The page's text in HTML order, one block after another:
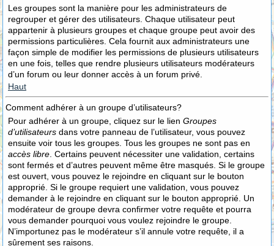
Les groupes sont la manière pour les administrateurs de
regrouper et gérer des utilisateurs. Chaque utilisateur peut
appartenir à plusieurs groupes et chaque groupe peut avoir des
permissions particulières. Cela fournit aux administrateurs une
façon simple de modifier les permissions de plusieurs utilisateurs
en une fois, telles que rendre plusieurs utilisateurs modérateurs
d’un forum ou leur donner accès à un forum privé.
Haut
Comment adhérer à un groupe d’utilisateurs?
Pour adhérer à un groupe, cliquez sur le lien Groupes
d’utilisateurs dans votre panneau de l’utilisateur, vous pouvez
ensuite voir tous les groupes. Tous les groupes ne sont pas en
accès libre . Certains peuvent nécessiter une validation, certains
sont fermés et d’autres peuvent même être masqués. Si le groupe
est ouvert, vous pouvez le rejoindre en cliquant sur le bouton
approprié. Si le groupe requiert une validation, vous pouvez
demander à le rejoindre en cliquant sur le bouton approprié. Un
modérateur de groupe devra confirmer votre requête et pourra
vous demander pourquoi vous voulez rejoindre le groupe.
N’importunez pas le modérateur s’il annule votre requête, il a
sûrement ses raisons.